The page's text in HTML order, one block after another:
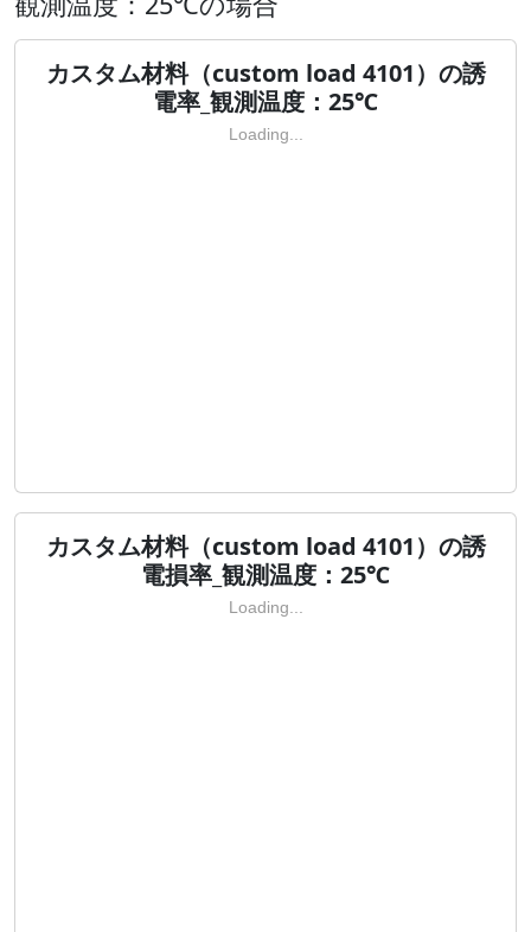
カスタム材料（custom load 4101）の誘
電率_観測温度：25℃
Loading...
カスタム材料（custom load 4101）の誘
電損率_観測温度：25℃
Loading...